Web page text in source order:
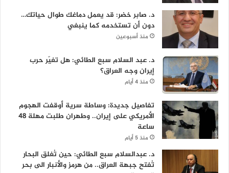
د. صابر خضر: قد يعمل دماغك طوال حياتك…
دون أن تستخدمه كما ينبغي
منذ أسبوعين
د. عبد السلام سبع الطائي: هل تغيّر حرب
إيران وجه العراق؟
منذ 4 أيام
تفاصيل جديدة: وساطة سرية أوقفت الهجوم
الأمريكي على إيران.. وطهران طلبت مهلة 48
ساعة
منذ 5 أيام
د. عبدالسلام سبع الطائي: حين تُغلق البحار
تُفتح جبهة العراق.. من هرمز والأنبار الى بحر